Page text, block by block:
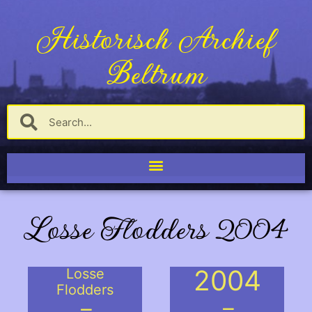
Historisch Archief
Beltrum
Losse Flodders 2004
Losse
Flodders
2004